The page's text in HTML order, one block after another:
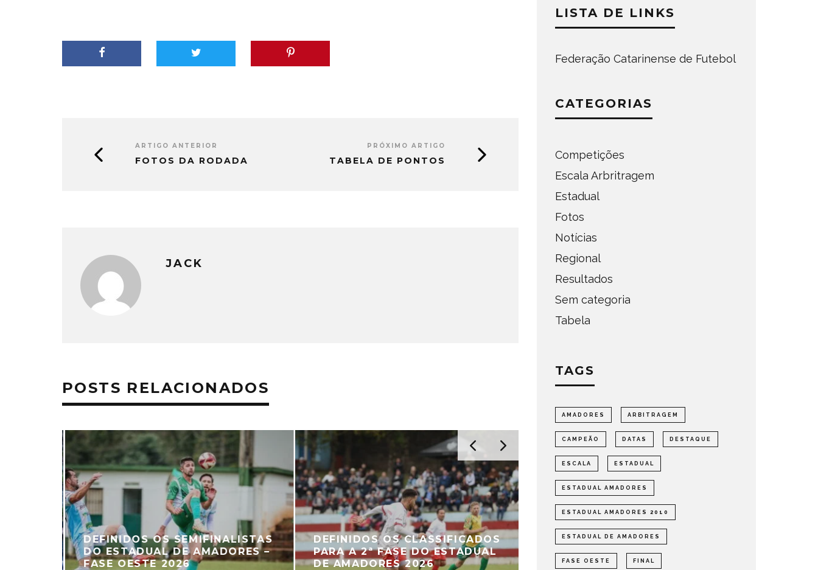
ARTIGO ANTERIOR
FOTOS DA RODADA
PRÓXIMO ARTIGO
TABELA DE PONTOS
JACK
POSTS RELACIONADOS
DEFINIDOS OS SEMIFINALISTAS
DO ESTADUAL DE AMADORES –
FASE OESTE 2026
DEFINIDOS OS CLASSIFICADOS
PARA A 2ª FASE DO ESTADUAL
DE AMADORES 2026
LISTA DE LINKS
Federação Catarinense de Futebol
CATEGORIAS
Competições
Escala Arbritragem
Estadual
Fotos
Notícias
Regional
Resultados
Sem categoria
Tabela
TAGS
AMADORES ARBITRAGEM
CAMPEÃO DATAS DESTAQUE
ESCALA ESTADUAL
ESTADUAL AMADORES
ESTADUAL AMADORES 2010
ESTADUAL DE AMADORES
FASE OESTE FINAL